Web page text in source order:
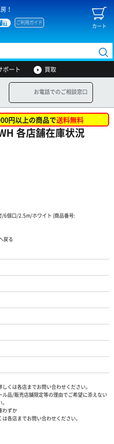
！
カート
ご利用ガイド
ポート 買取
お電話でのご相談窓口
円以上の商品で送料無料
各店舗在庫状況
6個口/2.5m/ホワイト (商品番号:
戻る
くは各店までお問い合わせください。
品/販売店舗限定等の理由でご希望に添えない
わずか
各店までお問い合わせください。